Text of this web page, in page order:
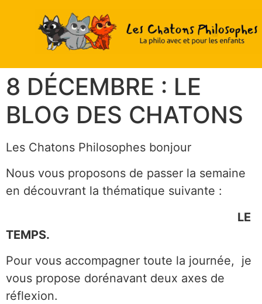
8 DÉCEMBRE : LE
BLOG DES CHATONS
Les Chatons Philosophes bonjour
Nous vous proposons de passer la semaine
en découvrant la thématique suivante :
LE
TEMPS.
Pour vous accompagner toute la journée, je
vous propose dorénavant deux axes de
réflexion.